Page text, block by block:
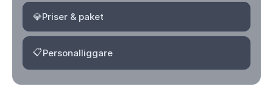
💎Priser & paket
📋Personalliggare